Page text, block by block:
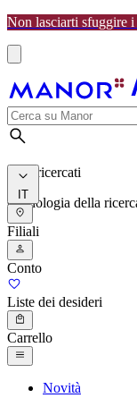
Non lasciarti sfuggire
I più ricercati
Cronologia della
IT
Filiali
Conto
Liste dei desideri
Carrello
Novità